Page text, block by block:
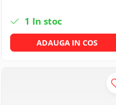
Unelte gradinarit
HoReCa
Detergenti de vase
1 In stoc
ADAUGA IN COS